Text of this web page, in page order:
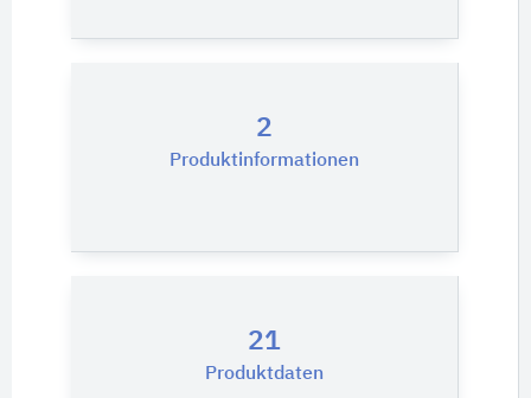
2
Produktinformationen
21
Produktdaten